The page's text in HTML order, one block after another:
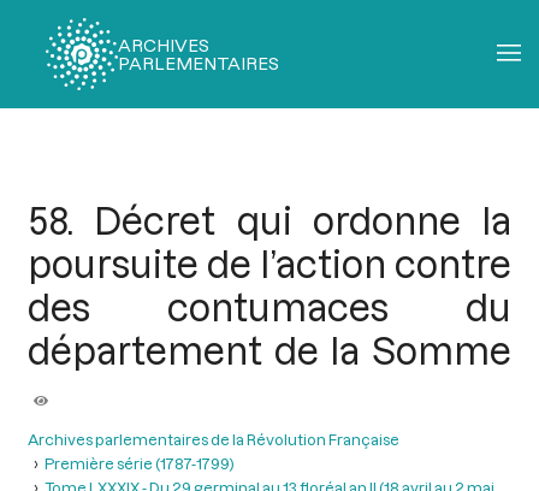
ARCHIVES
PARLEMENTAIRES
58. Décret qui ordonne la
poursuite de l’action contre
des contumaces du
département de la Somme
Archives parlementaires de la Révolution Française
Première série (1787-1799)
Tome LXXXIX - Du 29 germinal au 13 floréal an II (18 avril au 2 mai